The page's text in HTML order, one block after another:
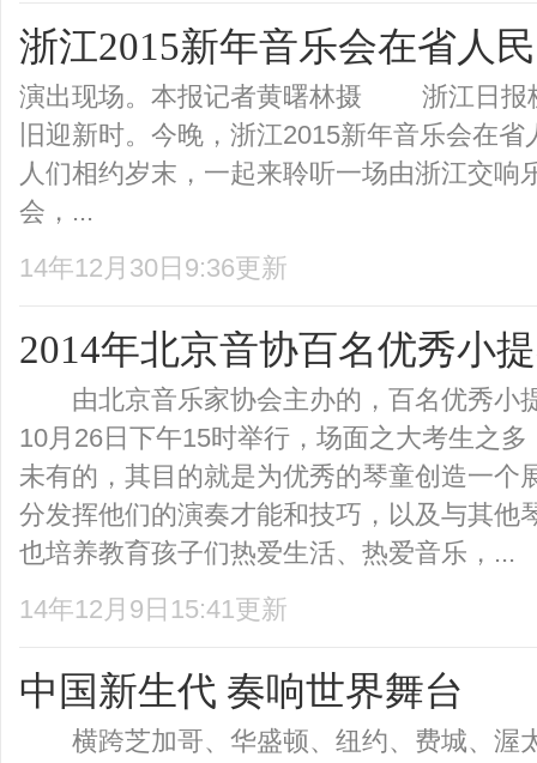
浙江2015新年音乐会在省人
演出现场。本报记者黄曙林摄 浙江日报
旧迎新时。今晚，浙江2015新年音乐会在
人们相约岁末，一起来聆听一场由浙江交响
会，...
14年12月30日9:36更新
2014年北京音协百名优秀小
由北京音乐家协会主办的，百名优秀小
10月26日下午15时举行，场面之大考生之
未有的，其目的就是为优秀的琴童创造一个
分发挥他们的演奏才能和技巧，以及与其他
也培养教育孩子们热爱生活、热爱音乐，...
14年12月9日15:41更新
中国新生代 奏响世界舞台
横跨芝加哥、华盛顿、纽约、费城、渥